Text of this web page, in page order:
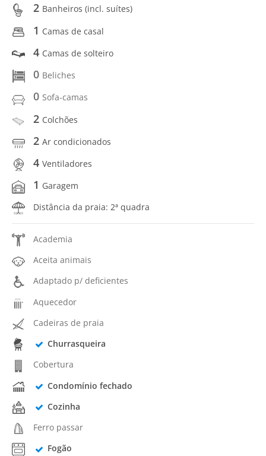
2 Banheiros (incl. suítes)
1 Camas de casal
4 Camas de solteiro
0 Beliches
0 Sofa-camas
2 Colchões
2 Ar condicionados
4 Ventiladores
1 Garagem
Distância da praia: 2ª quadra
Academia
Aceita animais
Adaptado p/ deficientes
Aquecedor
Cadeiras de praia
Churrasqueira
Cobertura
Condomínio fechado
Cozinha
Ferro passar
Fogão